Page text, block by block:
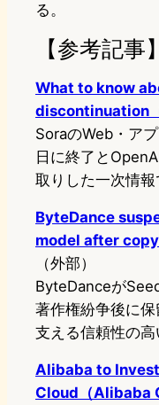
る。
【参考記事】
What to know
discontinuation
SoraのWeb・ア
日に終了と
取りした一次情報
ByteDance
model after
（外部）
ByteDanceが
著作権紛争後に
支える信頼性の高
Alibaba to
Cloud（Alibaba